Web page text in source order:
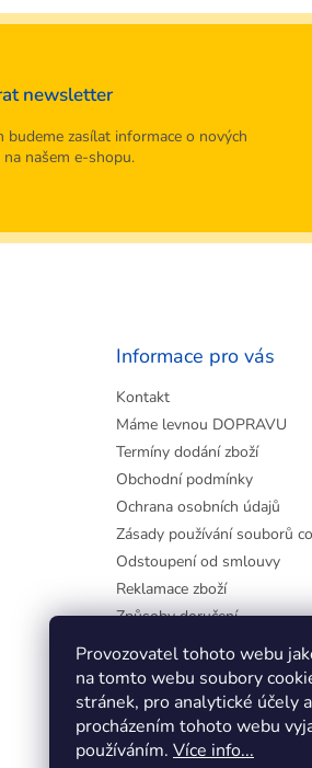
Provozovatel tohoto webu
na tomto webu soubory
stránek, pro analytické účely
procházením tohoto webu
používáním. Více info...
newsletter
zasílat informace o nových
našem e-shopu.
Informace pro vás
Kontakt
Máme levnou DOPRAVU
Termíny dodání zboží
Obchodní podmínky
Ochrana osobních údajů
Zásady používání souborů
Odstoupení od smlouvy
Reklamace zboží
Způsoby doručení
Jak zaplatit zboží
VÝDEJNA v Třebíči
Moje objednávka